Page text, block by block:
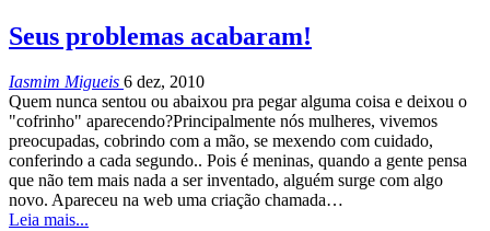
Seus problemas acabaram!
Iasmim Migueis 6 dez, 2010
Quem nunca sentou ou abaixou pra pegar alguma coisa e deixou o
"cofrinho" aparecendo?Principalmente nós mulheres, vivemos
preocupadas, cobrindo com a mão, se mexendo com cuidado,
conferindo a cada segundo.. Pois é meninas, quando a gente pensa
que não tem mais nada a ser inventado, alguém surge com algo
novo. Apareceu na web uma criação chamada…
Leia mais...